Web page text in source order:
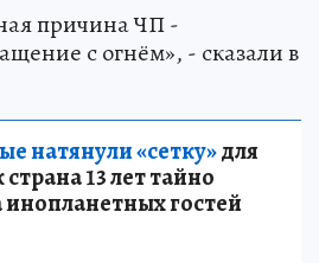
причина ЧП -
с огнём», - сказали в
натянули «сетку»для
13 лет тайно
инопланетных гостей